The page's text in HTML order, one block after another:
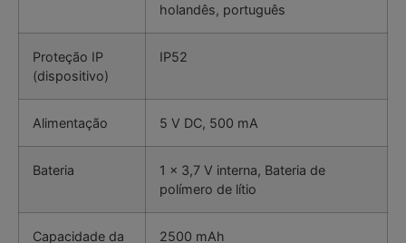
holandês, português
Proteção IP
(dispositivo)
IP52
Alimentação 5 V DC, 500 mA
Bateria
1 x 3,7 V interna, Bateria de
polímero de lítio
Capacidade da 2500 mAh